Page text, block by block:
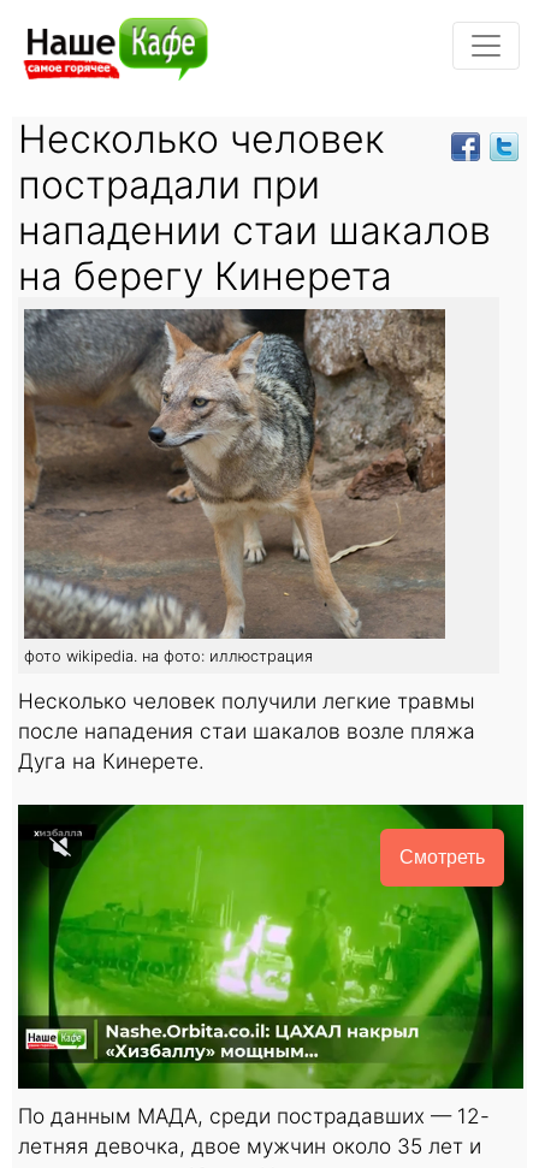
Несколько человек
пострадали при
нападении стаи шакалов
на берегу Кинерета
фото wikipedia. на фото: иллюстрация
Несколько человек получили легкие травмы
после нападения стаи шакалов возле пляжа
Дуга на Кинерете.
Смотреть
По данным МАДА, среди пострадавших — 12-
летняя девочка, двое мужчин около 35 лет и